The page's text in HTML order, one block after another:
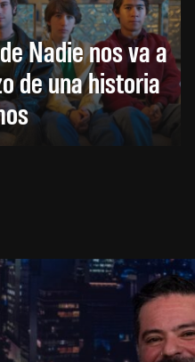
Nadie nos va a
de una historia